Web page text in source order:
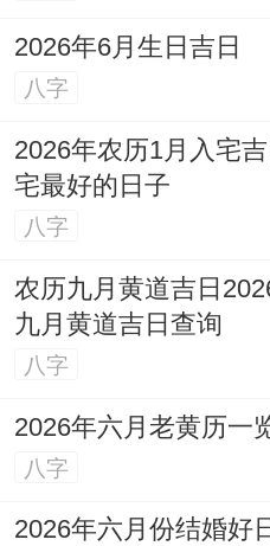
2026年6月生日吉日
八字
2026年农历1月入宅
宅最好的日子
八字
农历九月黄道吉日
九月黄道吉日查询
八字
2026年六月老黄历一
八字
2026年六月份结婚好